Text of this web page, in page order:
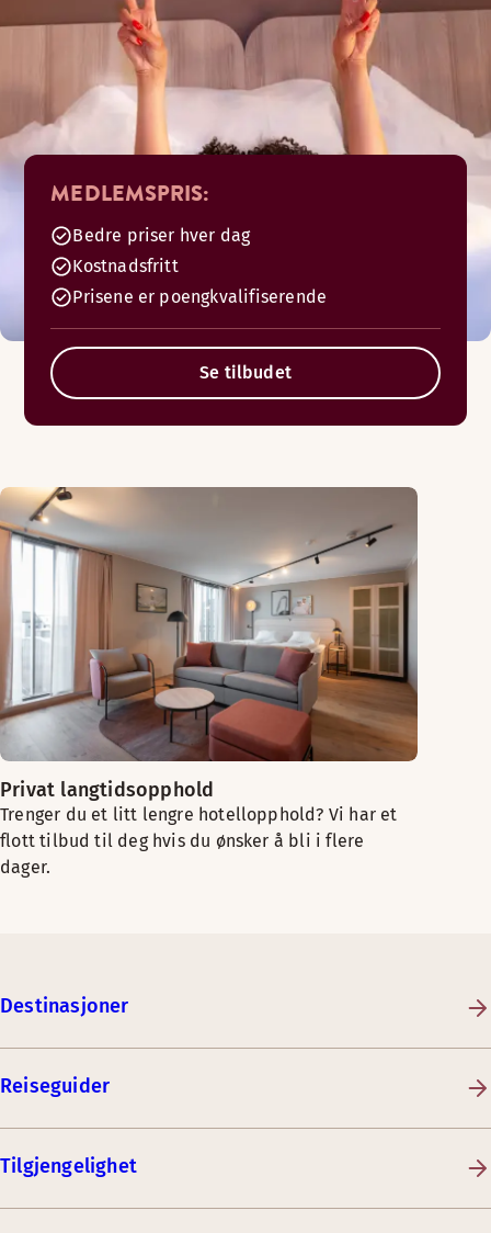
MEDLEMSPRIS:
Bedre priser hver dag
Kostnadsfritt
Prisene er poengkvalifiserende
Se tilbudet
Privat langtidsopphold
Trenger du et litt lengre hotellopphold? Vi har et
flott tilbud til deg hvis du ønsker å bli i flere
dager.
Destinasjoner
Reiseguider
Tilgjengelighet